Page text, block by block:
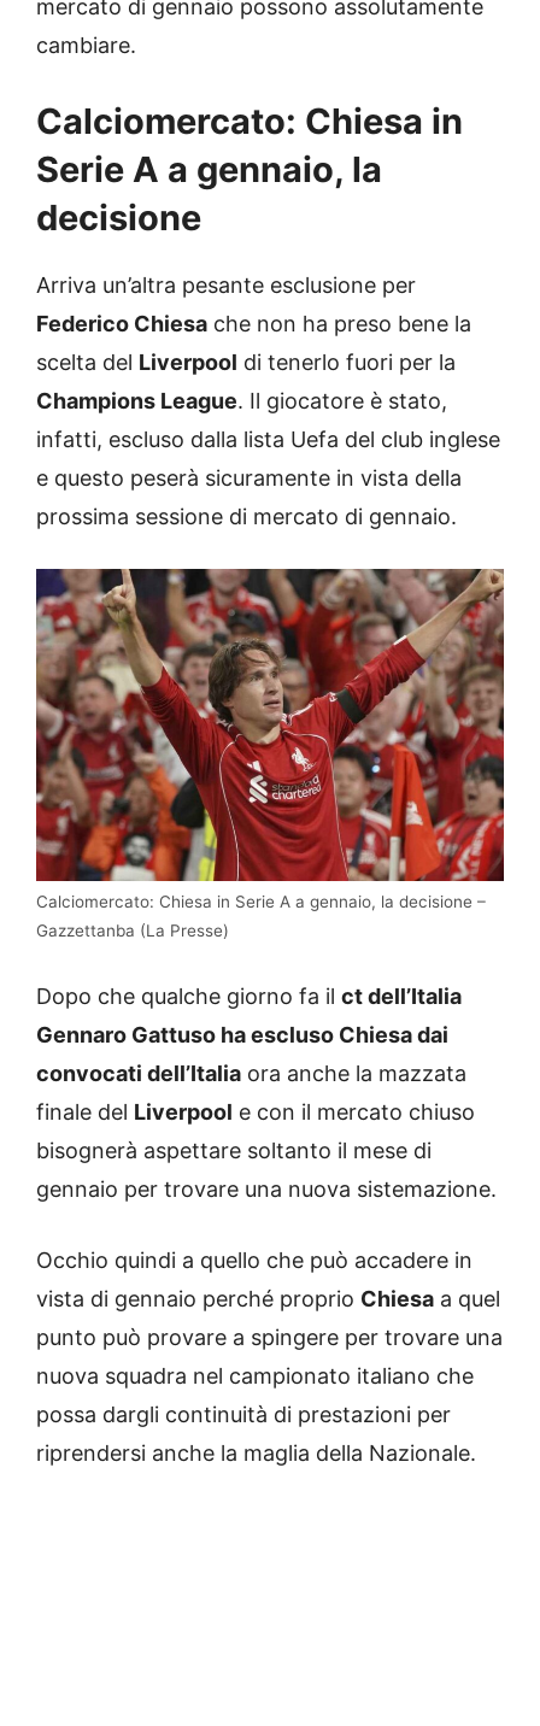
mercato di gennaio possono assolutamente
cambiare.
Calciomercato: Chiesa in
Serie A a gennaio, la
decisione
Arriva un’altra pesante esclusione per
Federico Chiesa che non ha preso bene la
scelta del Liverpool di tenerlo fuori per la
Champions League. Il giocatore è stato,
infatti, escluso dalla lista Uefa del club inglese
e questo peserà sicuramente in vista della
prossima sessione di mercato di gennaio.
Calciomercato: Chiesa in Serie A a gennaio, la decisione –
Gazzettanba (La Presse)
Dopo che qualche giorno fa il ct dell’Italia
Gennaro Gattuso ha escluso Chiesa dai
convocati dell’Italia ora anche la mazzata
finale del Liverpool e con il mercato chiuso
bisognerà aspettare soltanto il mese di
gennaio per trovare una nuova sistemazione.
Occhio quindi a quello che può accadere in
vista di gennaio perché proprio Chiesa a quel
punto può provare a spingere per trovare una
nuova squadra nel campionato italiano che
possa dargli continuità di prestazioni per
riprendersi anche la maglia della Nazionale.